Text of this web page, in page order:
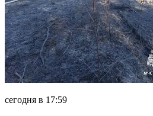
сегодня в 17:59